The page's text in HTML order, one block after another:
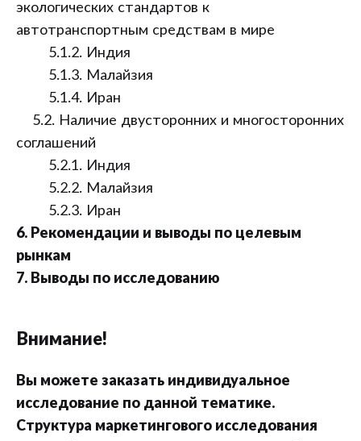
экологических стандартов к
автотранспортным средствам в мире
5.1.2. Индия
5.1.3. Малайзия
5.1.4. Иран
5.2. Наличие двусторонних и многосторонних
соглашений
5.2.1. Индия
5.2.2. Малайзия
5.2.3. Иран
6. Рекомендации и выводы по целевым
рынкам
7. Выводы по исследованию
Внимание!
Вы можете заказать индивидуальное
исследование по данной тематике.
Структура маркетингового исследования